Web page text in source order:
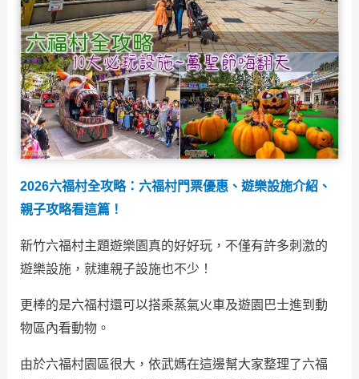
2026六福村全攻略：六福村門票優惠、遊樂設施介紹、
親子攻略看這篇！
新竹六福村主題遊樂園真的好好玩，不僅有許多刺激的
遊樂設施，就連親子設施也不少！
更棒的是六福村還可以搭乘蒸氣火車及遊園巴士進到動
物區內看動物。
由於六福村園區很大，依武媽在這邊幫大家整理了六福